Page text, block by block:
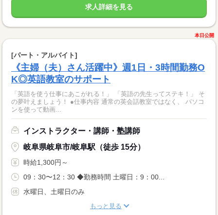
求人詳細を見る
本日公開
[パート・アルバイト]
《主婦（夫）さん活躍中》週1日・3時間勤務O
K◎英語教室のサポート
「英語を使う仕事にあこがれる！」 「英語の先生ってステキ！」 そ
の夢叶えましょう！ ●仕事内容 通常の英会話教室ではなく、 パソコ
ンを使って動画...
インストラクター・講師・塾講師
岐阜県岐阜市/岐阜駅（徒歩 15分）
時給1,300円～
09：30〜12：30 ◆勤務時間 土曜日：9：00...
水曜日、土曜日のみ
もっと見る